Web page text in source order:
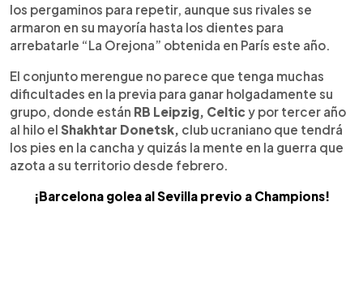
los pergaminos para repetir, aunque sus rivales se
armaron en su mayoría hasta los dientes para
arrebatarle “La Orejona” obtenida en París este año.
El conjunto merengue no parece que tenga muchas
dificultades en la previa para ganar holgadamente su
grupo, donde están RB Leipzig, Celtic y por tercer año
al hilo el Shakhtar Donetsk, club ucraniano que tendrá
los pies en la cancha y quizás la mente en la guerra que
azota a su territorio desde febrero.
¡Barcelona golea al Sevilla previo a Champions!